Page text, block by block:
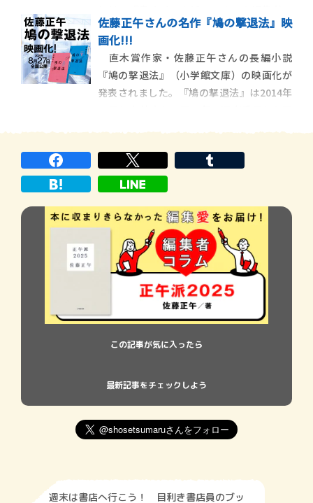
ラムでも、『書くインタビュー５』の編集
者コラムでも採用してきたことなので
（「二度あることは三度ある」ということ
ばも頭をかすめて迷いましたが）、作家の
ことや「書くインタ
佐藤正午さんの名作『鳩の撃退法』映
画化!!!
直木賞作家・佐藤正午さんの長編小説
『鳩の撃退法』（小学館文庫）の映画化が
発表されました。『鳩の撃退法』は2014年
れています。第157回直木賞受賞作『月の満
ち欠け』やＮＨＫで連続ドラマ化もされた
『身
この記事が気に入ったら
最新記事をチェックしよう
週末は書店へ行こう！ 目利き書店員のブッ